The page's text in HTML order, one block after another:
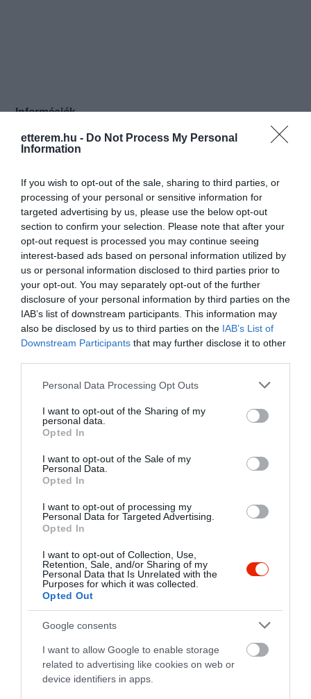
etterem.hu - Do Not Process My Personal
Information
If you wish to opt-out of the sale, sharing to third parties, or
processing of your personal or sensitive information for
targeted advertising by us, please use the below opt-out
section to confirm your selection. Please note that after your
opt-out request is processed you may continue seeing
interest-based ads based on personal information utilized by
us or personal information disclosed to third parties prior to
your opt-out. You may separately opt-out of the further
disclosure of your personal information by third parties on the
IAB’s list of downstream participants. This information may
also be disclosed by us to third parties on the IAB’s List of
Downstream Participants that may further disclose it to other
Please note that this website/app uses one or more Google
not limited to your visit or usage behaviour. You may click to
grant or deny consent to Google and its third-party tags to
use your data for below specified purposes in below Google
consent section.
Personal Data Processing Opt Outs
I want to opt-out of the Sharing of my
personal data.
Opted In
I want to opt-out of the Sale of my
Personal Data.
Opted In
I want to opt-out of processing my
Personal Data for Targeted Advertising.
Opted In
I want to opt-out of Collection, Use,
Retention, Sale, and/or Sharing of my
Personal Data that Is Unrelated with the
Purposes for which it was collected.
Opted Out
Google consents
I want to allow Google to enable storage
related to advertising like cookies on web or
device identifiers in apps.
Információk
Nyitvatartás: Ma: 08:00 - 20:00 Mutass többet
Elfogadott kártyák:
OTP SZÉP kártya, MKB SZÉP kártya,
K&H SZÉP kártya, Erzsébet utalvány
Felszereltség:
Melegétel, Kártyás fizetés
Rólunk:
8 FÉLE SÜLTES TÁL
KISKAKAS VENDÉGLŐ·FRIDAY,
JANUARY 25, 2019
Kedves Vendégeink!
A kínálatban a tradicionális magyaros
ételek találhatok.
Cím: Rácalmás, Hóvirág utca 1.
Nyitvatartás: Hétfőtől-Szombatig 9-20
Hétvégére, születésnapokra,
vendégvárás vagy az ünnep önnek is a
pihenésről szóljon. Miért töltene órákat
kellemesen is eltöltheti? Amennyiben
tálaink között nem talál megfelelőt Á la
Étlapunkon található ételeinket és a
menüt is házhoz szállítjuk!
20:00-ig. A menüt reggel 8 órától már
06-30/263-6445. A menüvel kapcsolatos
rendeléseket 9:30-ig leadott
megrendelés esetén 10:00-12:00 között
Mutass többet
2459 Rácalmás, Hóvirág u 1.
+36 25 440 185
http://kiskakasvendeglo.hu
Probléma jelentése Te vagy a tulajdonos?